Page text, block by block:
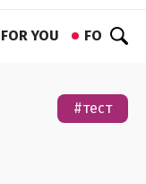
FOR YOU FOR FUN
#тест